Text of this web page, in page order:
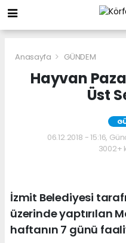
Anasayfa GÜNDEM
Hayvan
Üst
06.12.2018 - 15:16,
3002+
İzmit Belediyesi
üzerinde yaptırılan
haftanın 7 günü